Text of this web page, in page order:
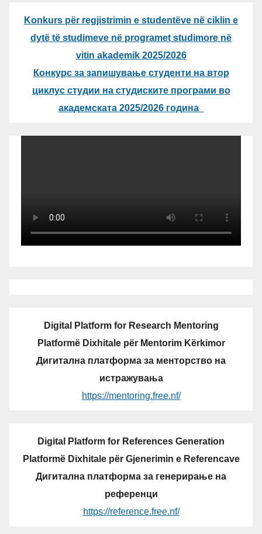
Konkurs për regjistrimin e studentëve në ciklin e
dytë të studimeve në programet studimore në
vitin akademik 2025/2026
Конкурс за запишување студенти на втор
циклус студии на студиските програми во
академската 2025/2026 година
Digital Platform for Research Mentoring
Platformë Dixhitale për Mentorim Kërkimor
Дигитална платформа за менторство на
истражувања
https://mentoring.free.nf/
Digital Platform for References Generation
Platformë Dixhitale për Gjenerimin e Referencave
Дигитална платформа за генерирање на
референци
https://reference.free.nf/